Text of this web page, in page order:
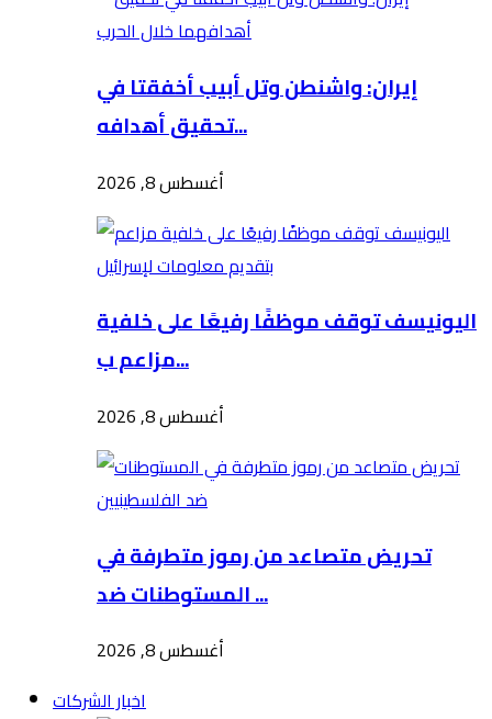
إيران: واشنطن وتل أبيب أخفقتا في
تحقيق أهدافه...
أغسطس 8, 2026
اليونيسف توقف موظفًا رفيعًا على خلفية
مزاعم ب...
أغسطس 8, 2026
تحريض متصاعد من رموز متطرفة في
المستوطنات ضد ...
أغسطس 8, 2026
اخبار الشركات